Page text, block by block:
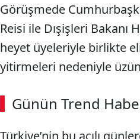
Görüşmede
Reisi ile Dışişleri Bakanı
heyet üyeleriyle birlikte
yitirmeleri nedeniyle
Günün Trend
Türkiye’nin bu acılı